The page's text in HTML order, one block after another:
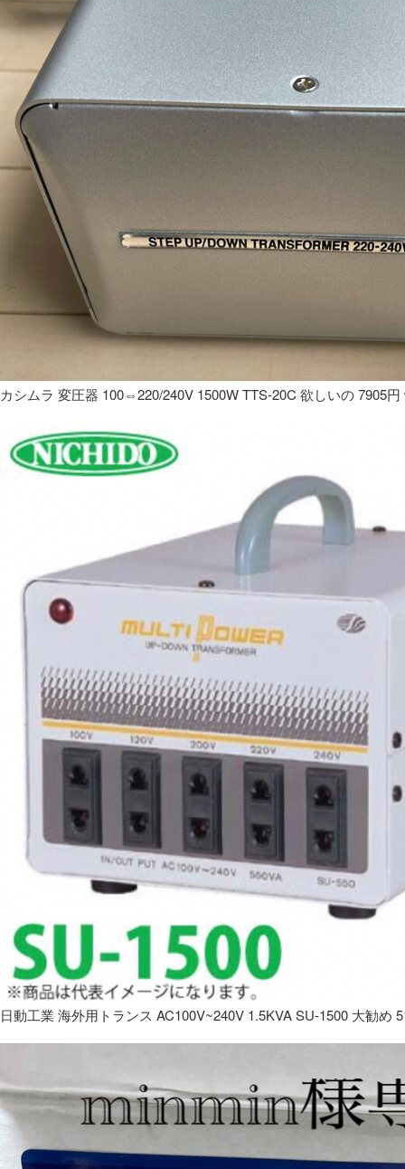
カシムラ 変圧器 100⇔220/240V 1500W TTS-20C 欲しいの 7905円
日動工業 海外用トランス AC100V~240V 1.5KVA SU-1500 大勧め